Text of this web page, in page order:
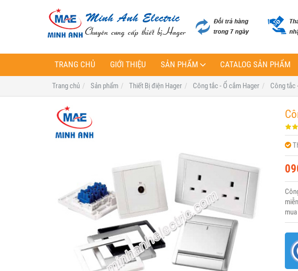
TRANG CHỦ GIỚI THIỆU SẢN PHẨM CATALOG SẢN PHẨM
Trang chủ Sản phẩm Thiết Bị điện Hager Công tắc - Ổ cắm Hager Công tắc